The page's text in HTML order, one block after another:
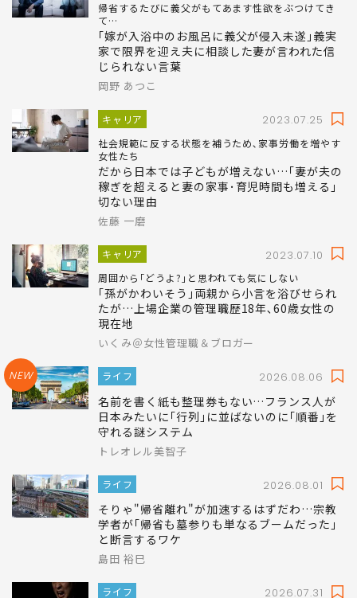
帰省するたびに義父がもてあます性欲をぶつけてき
て…
｢嫁が入浴中のお風呂に義父が侵入未遂｣義実
家で限界を迎え夫に相談した妻が言われた信
じられない言葉
岡野 あつこ
キャリア 2023.07.25
社会規範に反する状態を補うため､家事労働を増やす
女性たち
だから日本では子どもが増えない…｢妻が夫の
稼ぎを超えると妻の家事･育児時間も増える｣
切ない理由
佐藤 一磨
キャリア 2023.07.10
周囲から｢どうよ?｣と思われても気にしない
｢孫がかわいそう｣両親から小言を浴びせられ
たが…上場企業の管理職歴18年､60歳女性の
現在地
いくみ＠女性管理職＆ブロガー
NEW ライフ 2026.08.06
名前を書く紙も整理券もない…フランス人が
日本みたいに｢行列｣に並ばないのに｢順番｣を
守れる謎システム
トレオレル美智子
ライフ 2026.08.01
そりゃ"帰省離れ"が加速するはずだわ…宗教
学者が｢帰省も墓参りも単なるブームだった｣
と断言するワケ
島田 裕巳
ライフ 2026.07.31